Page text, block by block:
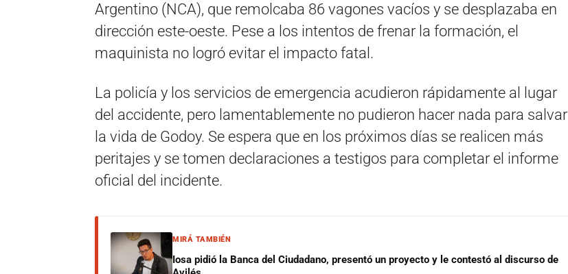
Argentino (NCA), que remolcaba 86 vagones vacíos y se desplazaba en
dirección este-oeste. Pese a los intentos de frenar la formación, el
maquinista no logró evitar el impacto fatal.
La policía y los servicios de emergencia acudieron rápidamente al lugar
del accidente, pero lamentablemente no pudieron hacer nada para salvar
la vida de Godoy. Se espera que en los próximos días se realicen más
peritajes y se tomen declaraciones a testigos para completar el informe
oficial del incidente.
MIRÁ TAMBIÉN
Iosa pidió la Banca del Ciudadano, presentó un proyecto y le contestó al discurso de